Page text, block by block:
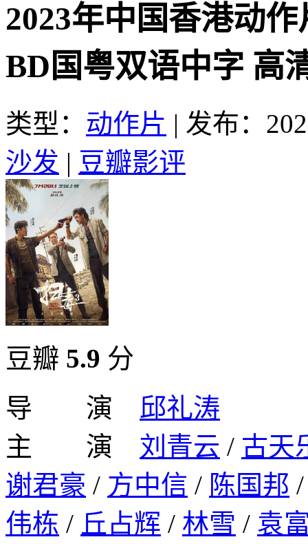
2023年中国香港动
BD国粤双语中字 高
类型： 动作片 | 发布：
沙发 | 豆瓣影评
豆瓣 5.9 分
导 演 邱礼涛
主 演 刘青云 / 古天
谢君豪 / 方中信 / 陈国邦
伟栋 / 丘占辉 / 林雪 / 袁